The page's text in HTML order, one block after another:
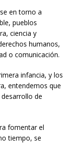
en torno a
pueblos
ciencia y
humanos,
o comunicación.
infancia, y los
entendemos que
de
fomentar el
tiempo, se